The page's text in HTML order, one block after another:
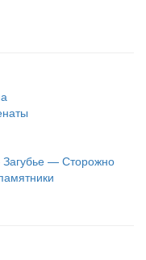
— Сторожно